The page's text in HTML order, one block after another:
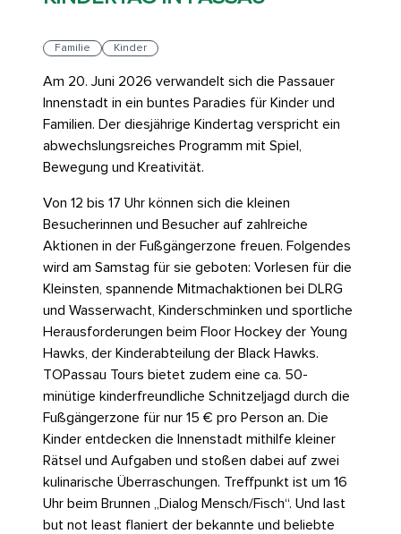
Familie Kinder
Am 20. Juni 2026 verwandelt sich die Passauer
Innenstadt in ein buntes Paradies für Kinder und
Familien. Der diesjährige Kindertag verspricht ein
abwechslungsreiches Programm mit Spiel,
Bewegung und Kreativität.
Von 12 bis 17 Uhr können sich die kleinen
Besucherinnen und Besucher auf zahlreiche
Aktionen in der Fußgängerzone freuen. Folgendes
wird am Samstag für sie geboten: Vorlesen für die
Kleinsten, spannende Mitmachaktionen bei DLRG
und Wasserwacht, Kinderschminken und sportliche
Herausforderungen beim Floor Hockey der Young
Hawks, der Kinderabteilung der Black Hawks.
TOPassau Tours bietet zudem eine ca. 50-
minütige kinderfreundliche Schnitzeljagd durch die
Fußgängerzone für nur 15 € pro Person an. Die
Kinder entdecken die Innenstadt mithilfe kleiner
Rätsel und Aufgaben und stoßen dabei auf zwei
kulinarische Überraschungen. Treffpunkt ist um 16
Uhr beim Brunnen „Dialog Mensch/Fisch“. Und last
but not least flaniert der bekannte und beliebte